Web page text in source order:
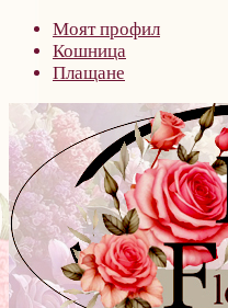
Моят профил
Кошница
Плащане